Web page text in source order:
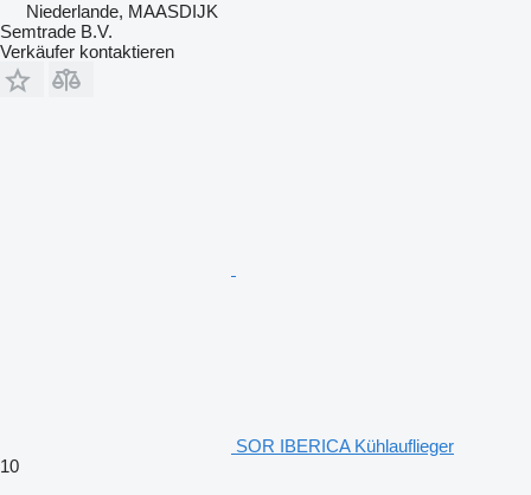
Niederlande, MAASDIJK
Semtrade B.V.
Verkäufer kontaktieren
SOR IBERICA Kühlauflieger
10